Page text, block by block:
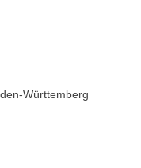
Württemberg